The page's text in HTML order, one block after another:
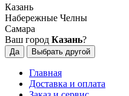
Казань
Набережные Челны
Самара
Ваш город Казань?
Да Выбрать другой
Главная
Доставка и оплата